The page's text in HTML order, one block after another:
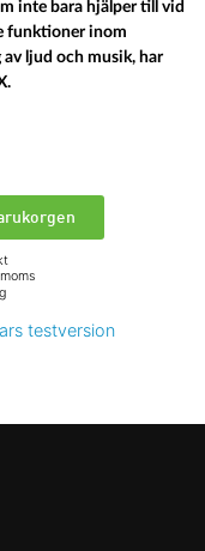
inte bara hjälper till vid
funktioner inom
ljud och musik, har
testversion